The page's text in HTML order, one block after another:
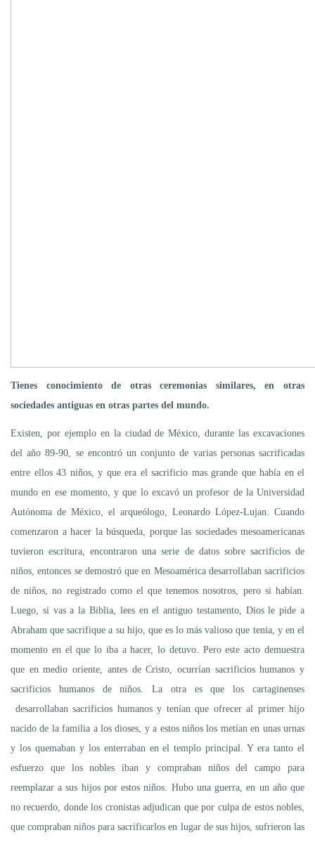
Tienes conocimiento de otras ceremonias similares, en otras
sociedades antiguas en otras partes del mundo.
Existen, por ejemplo en la ciudad de México, durante las excavaciones
del año 89-90, se encontró un conjunto de varias personas sacrificadas
entre ellos 43 niños, y que era el sacrificio mas grande que había en el
mundo en ese momento, y que lo excavó un profesor de la Universidad
Autónoma de México, el arqueólogo, Leonardo López-Lujan. Cuando
comenzaron a hacer la búsqueda, porque las sociedades mesoamericanas
tuvieron escritura, encontraron una serie de datos sobre sacrificios de
niños, entonces se demostró que en Mesoamérica desarrollaban sacrificios
de niños, no registrado como el que tenemos nosotros, pero si habían.
Luego, si vas a la Biblia, lees en el antiguo testamento, Dios le pide a
Abraham que sacrifique a su hijo, que es lo más valioso que tenia, y en el
momento en el que lo iba a hacer, lo detuvo. Pero este acto demuestra
que en medio oriente, antes de Cristo, ocurrían sacrificios humanos y
sacrificios humanos de niños. La otra es que los cartaginenses
desarrollaban sacrificios humanos y tenían que ofrecer al primer hijo
nacido de la familia a los dioses, y a estos niños los metían en unas urnas
y los quemaban y los enterraban en el templo principal. Y era tanto el
esfuerzo que los nobles iban y compraban niños del campo para
reemplazar a sus hijos por estos niños. Hubo una guerra, en un año que
no recuerdo, donde los cronistas adjudican que por culpa de estos nobles,
que compraban niños para sacrificarlos en lugar de sus hijos, sufrieron las